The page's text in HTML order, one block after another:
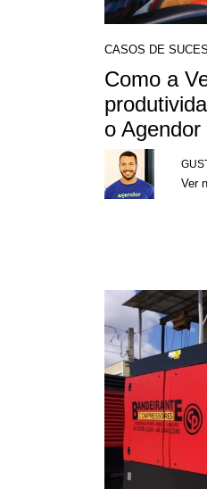
CASOS DE
Como a
o Agendor
Ver